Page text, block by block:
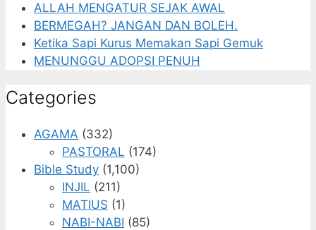
ALLAH MENGATUR SEJAK AWAL
BERMEGAH? JANGAN DAN BOLEH.
Ketika Sapi Kurus Memakan Sapi Gemuk
MENUNGGU ADOPSI PENUH
Categories
AGAMA (332)
PASTORAL (174)
Bible Study (1,100)
INJIL (211)
MATIUS (1)
NABI-NABI (85)